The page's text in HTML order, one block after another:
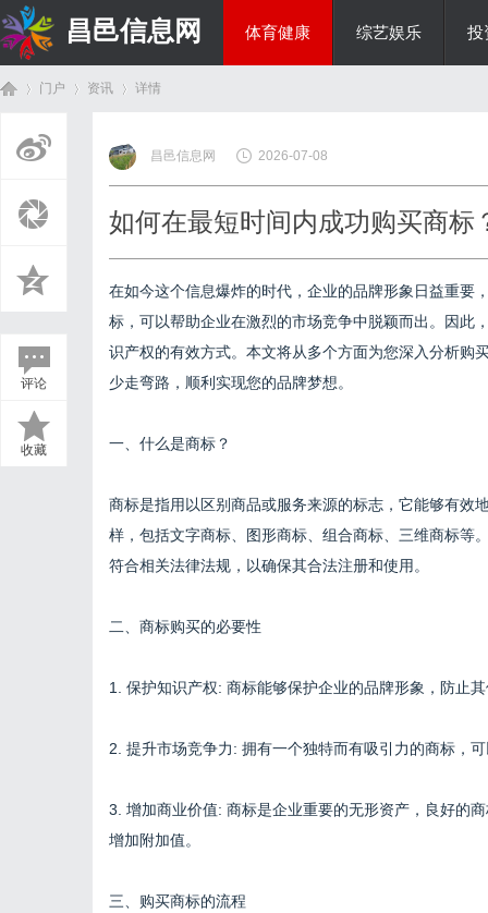
昌邑信息网 体育健康 综艺娱乐 投
门户 资讯
›
详情
评论
收藏
昌邑信息网 2026-07-08
如何在最短时间内成功购买商标
在如今这个信息爆炸的时代，企业的品牌形象日益重要
标，可以帮助企业在激烈的市场竞争中脱颖而出。因此
识产权的有效方式。本文将从多个方面为您深入分析购
少走弯路，顺利实现您的品牌梦想。
一、什么是商标？
商标是指用以区别商品或服务来源的标志，它能够有效
样，包括文字商标、图形商标、组合商标、三维商标等
符合相关法律法规，以确保其合法注册和使用。
二、商标购买的必要性
1. 保护知识产权: 商标能够保护企业的品牌形象，防止
2. 提升市场竞争力: 拥有一个独特而有吸引力的商标，
3. 增加商业价值: 商标是企业重要的无形资产，良好的
增加附加值。
三、购买商标的流程